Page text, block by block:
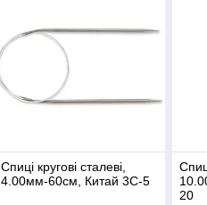
Спиці кругові сталеві,
4.00мм-60см, Китай 3C-5
20